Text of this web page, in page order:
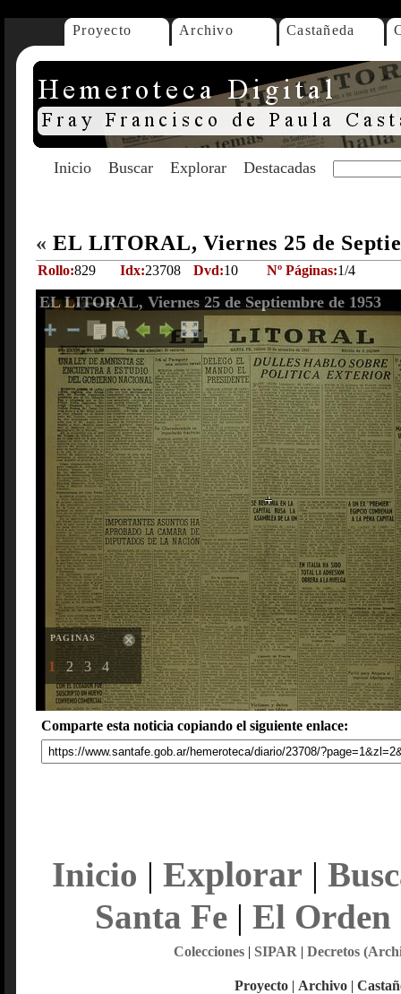
Proyecto Archivo Castañeda
Inicio Buscar Explorar Destacadas
« EL LITORAL, Viernes 25 de
Rollo:829 Idx:23708 Dvd:10 Nº Páginas:1/4
EL LITORAL, Viernes 25 de Septiembre de 1953
PAGINAS
1 2 3 4
Comparte esta noticia copiando el siguiente enlace:
Inicio | Explorar |
Santa Fe| El Orden
Colecciones| SIPAR | Decretos
Proyecto | Archivo |